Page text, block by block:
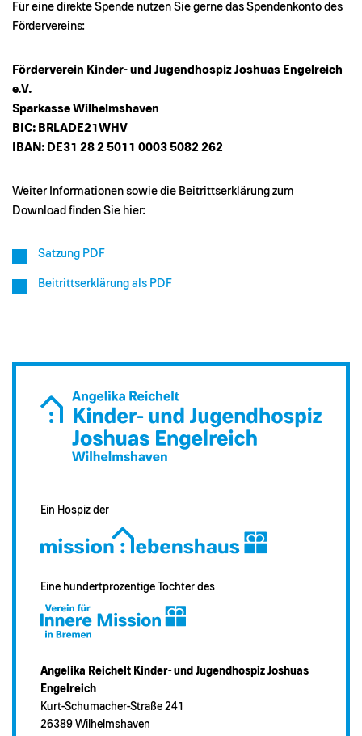
Für eine direkte Spende nutzen Sie gerne das Spendenkonto des
Fördervereins:
Förderverein Kinder- und Jugendhospiz Joshuas Engelreich
e.V.
Sparkasse Wilhelmshaven
BIC: BRLADE21WHV
IBAN: DE31 28 2 5011 0003 5082 262
Weiter Informationen sowie die Beitrittserklärung zum
Download finden Sie hier:
Satzung PDF
Beitrittserklärung als PDF
Ein Hospiz der
Eine hundertprozentige Tochter des
Angelika Reichelt Kinder- und Jugendhospiz Joshuas
Engelreich
Kurt-Schumacher-Straße 241
26389 Wilhelmshaven